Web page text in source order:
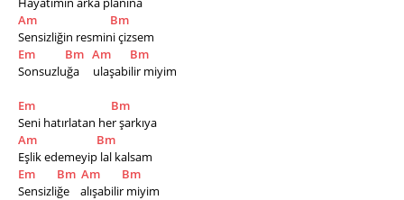
Am
Bm
Sensizliğin resmini çizsem
Em
Bm Am
Bm
Sonsuzluğa     ulaşabilir miyim
Em
Bm
Seni hatırlatan her şarkıya
Am
Bm
Eşlik edemeyip lal kalsam
Em
Bm Am
Bm
Sensizliğe    alışabilir miyim